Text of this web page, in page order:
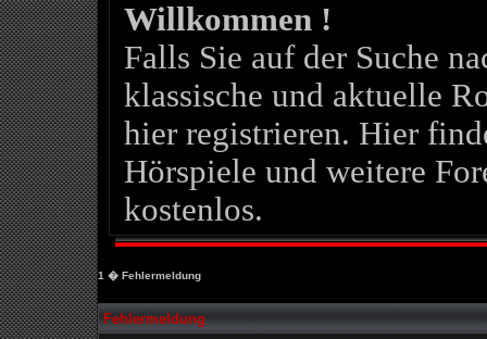
Willkommen !
Falls Sie auf der Suche
klassische und aktuelle
hier registrieren. Hier
Hörspiele und weitere
kostenlos.
1 � Fehlermeldung
Fehlermeldung